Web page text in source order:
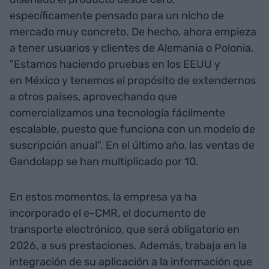
específicamente pensado para un nicho de
mercado muy concreto. De hecho, ahora empieza
a tener usuarios y clientes de Alemania o Polonia.
"Estamos haciendo pruebas en los EEUU y
en México y tenemos el propósito de extendernos
a otros países, aprovechando que
comercializamos una tecnología fácilmente
escalable, puesto que funciona con un modelo de
suscripción anual". En el último año, las ventas de
Gandolapp se han multiplicado por 10.
En estos momentos, la empresa ya ha
incorporado el e-CMR, el documento de
transporte electrónico, que será obligatorio en
2026, a sus prestaciones. Además, trabaja en la
integración de su aplicación a la información que